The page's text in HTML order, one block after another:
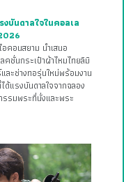
บันดาลใจในคอลเล
อคอนสยาม นำเสนอ
คชั่นกระเป๋าผ้าไหมไทยลิมิ
ละช่างทอรุ่นใหม่พร้อมงาน
ด้แรงบันดาลใจจากฉลอง
รมพระที่นั่งและพระ